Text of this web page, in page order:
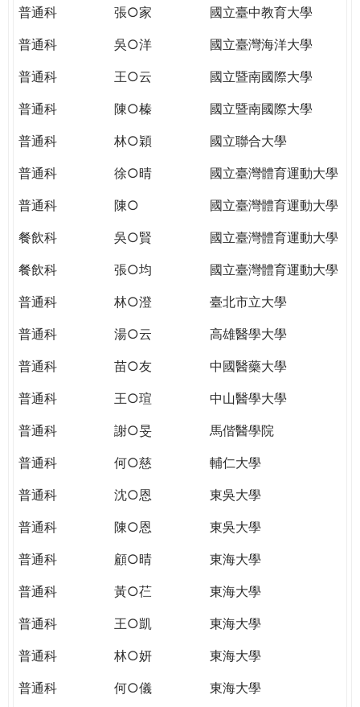
WAGOR
TODAY
THE
WORLD
PUTTING
YOU
THE
CITIZENSHIP
普通科
張○家
國立臺中教育大學
普通科
吳○洋
國立臺灣海洋大學
普通科
王○云
國立暨南國際大學
普通科
陳○榛
國立暨南國際大學
普通科
林○穎
國立聯合大學
普通科
徐○晴
國立臺灣體育運動大學
普通科
陳○
國立臺灣體育運動大學
餐飲科
吳○賢
國立臺灣體育運動大學
餐飲科
張○均
國立臺灣體育運動大學
普通科
林○澄
臺北市立大學
普通科
湯○云
高雄醫學大學
普通科
苗○友
中國醫藥大學
普通科
王○瑄
中山醫學大學
普通科
謝○旻
馬偕醫學院
普通科
何○慈
輔仁大學
普通科
沈○恩
東吳大學
普通科
陳○恩
東吳大學
普通科
顧○晴
東海大學
普通科
黃○芢
東海大學
普通科
王○凱
東海大學
普通科
林○妍
東海大學
普通科
何○儀
東海大學